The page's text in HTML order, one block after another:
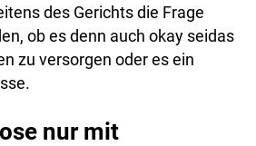
des Gerichts die Frage
ob es denn auch okay seidas
zu versorgen oder es ein
nur mit